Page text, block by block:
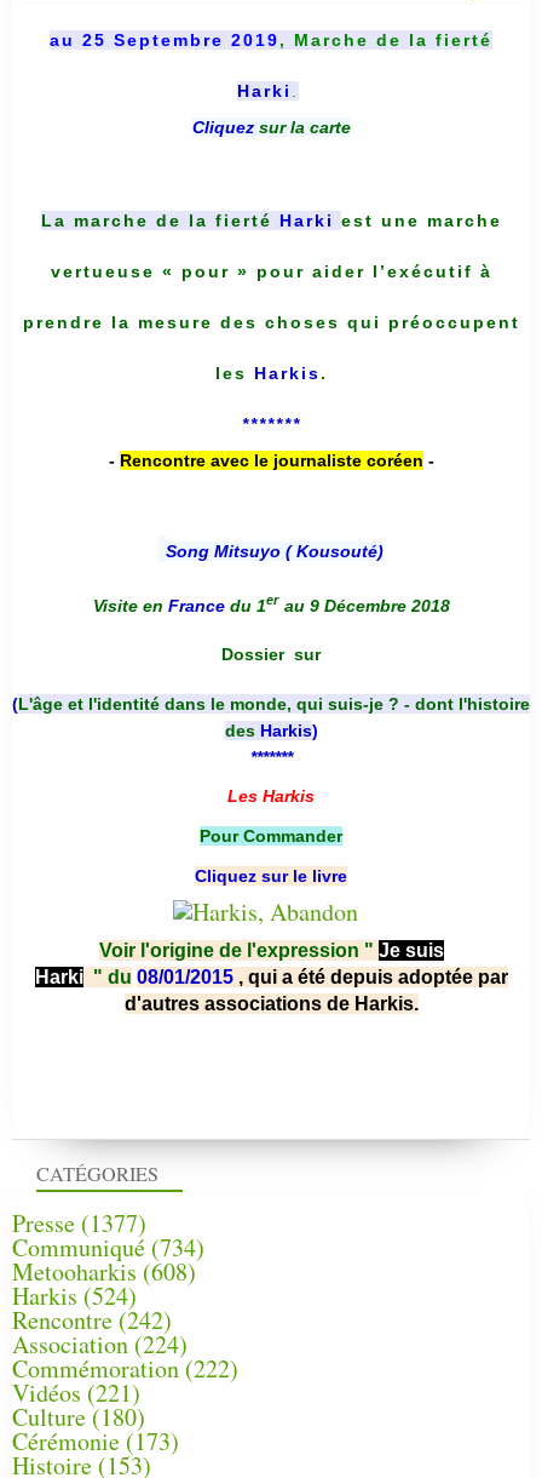
CATÉGORIES
Presse (1377)
Communiqué (734)
Metooharkis (608)
Harkis (524)
Rencontre (242)
Association (224)
Commémoration(222)
Vidéos (221)
Culture(180)
Cérémonie (173)
Histoire (153)
au 25 Septembre 2019, Marche de la fierté
Harki
Cliquez sur la carte
La marche de la fierté Harki est une marche
vertueuse « pour » pour aider l’exécutif à
prendre la mesure des choses qui préoccupent
les Harkis.
*******
- Rencontre avec le journaliste coréen -
Song Mitsuyo ( Kousouté)
Visite en France du 1er au 9 Décembre 2018
Dossier sur
(L'âge et l'identité dans le monde, qui suis-je ? - dont l'histoire
des Harkis)
*******
Les Harkis
Pour Commander
Cliquez sur le livre
Voir l'origine de l'expression " Je suis
Harki " du 08/01/2015 , qui a été depuis adoptée par
d'autres associations de Harkis.